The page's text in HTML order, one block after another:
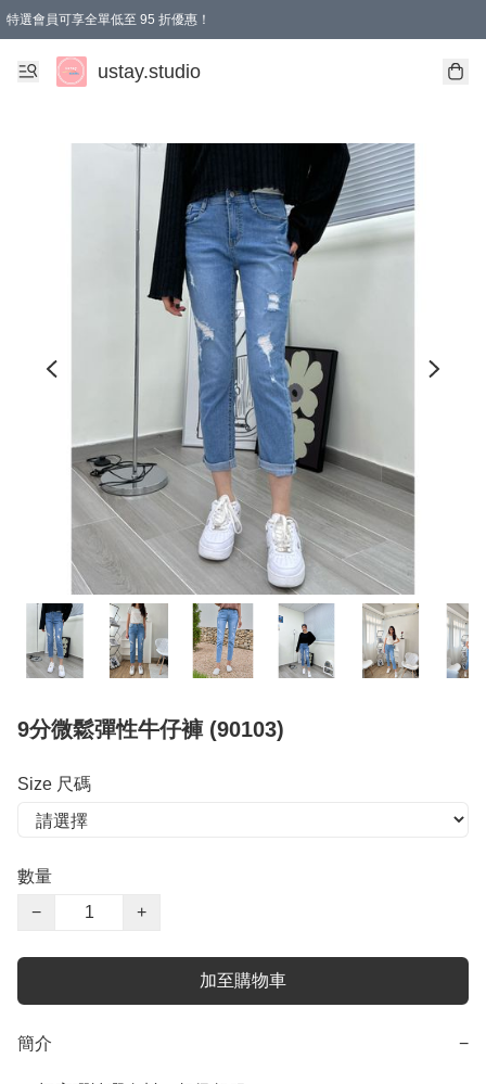
特選會員可享全單低至 95 折優惠！
ustay.studio
9分微鬆彈性牛仔褲 (90103)
Size 尺碼
數量
−
+
加至購物車
簡介 −